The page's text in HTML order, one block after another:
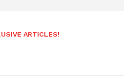
ARTICLES!